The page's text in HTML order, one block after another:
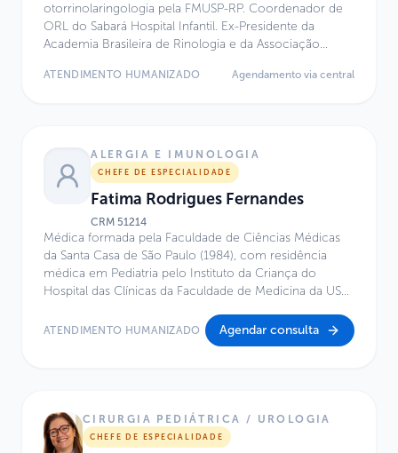
otorrinolaringologia pela FMUSP-RP. Coordenador de
ORL do Sabará Hospital Infantil. Ex-Presidente da
Academia Brasileira de Rinologia e da Associação
residência em Otorrinolaringologia pela FMUSP.
ATENDIMENTO HUMANIZADO Agendamento via central
ALERGIA E IMUNOLOGIA
CHEFE DE ESPECIALIDADE
Fatima Rodrigues Fernandes
CRM51214
Médica formada pela Faculdade de Ciências Médicas
da Santa Casa de São Paulo (1984), com residência
médica em Pediatria pelo Instituto da Criança do
Hospital das Clínicas da Faculdade de Medicina da USP
Escola Paulista de Medicina – UNIFESP (1992) e
Fellowship em Alergia e Imunologia pela Universidade
Ciências Médicas da Santa Casa de São Paulo (2010–
2011), além de formação em Liderança em Primeira
ATENDIMENTO HUMANIZADO Agendar consulta
CIRURGIA PEDIÁTRICA / UROLOGIA
CHEFE DE ESPECIALIDADE